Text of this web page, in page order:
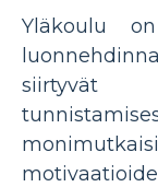
Yläkoulu
siirtyvät